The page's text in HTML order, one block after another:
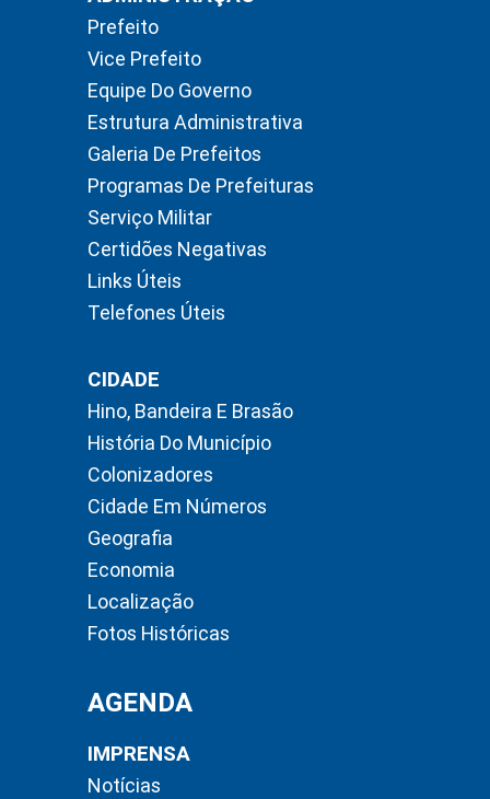
Prefeito
Vice Prefeito
Equipe Do Governo
Estrutura Administrativa
Galeria De Prefeitos
Programas De Prefeituras
Serviço Militar
Certidões Negativas
Links Úteis
Telefones Úteis
CIDADE
Hino, Bandeira E Brasão
História Do Município
Colonizadores
Cidade Em Números
Geografia
Economia
Localização
Fotos Históricas
AGENDA
IMPRENSA
Notícias